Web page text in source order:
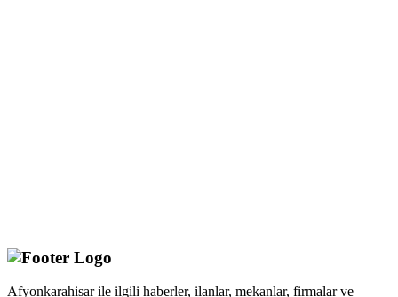
Afyonkarahisar ile ilgili haberler, ilanlar, mekanlar, firmalar ve